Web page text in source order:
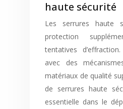
haute sécurité
Les serrures haute
protection
tentatives
avec des
matériaux de qualité
de serrures haute
essentielle dans le